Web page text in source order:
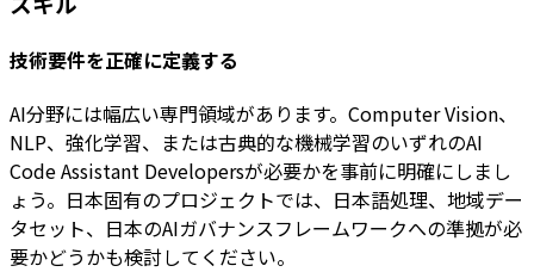
技術要件を正確に定義する
AI分野には幅広い専門領域があります。Computer Vision、
NLP、強化学習、または古典的な機械学習のいずれのAI
Code Assistant Developersが必要かを事前に明確にしまし
ょう。日本固有のプロジェクトでは、日本語処理、地域デー
タセット、日本のAIガバナンスフレームワークへの準拠が必
要かどうかも検討してください。